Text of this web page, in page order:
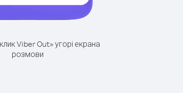
Viber Out» угорі екрана
розмови